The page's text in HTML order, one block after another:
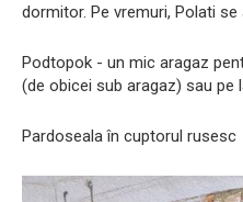
dormitor. Pe vremuri, Polati
Podtopok - un mic aragaz
(de obicei sub aragaz) sau pe
Pardoseala în cuptorul rusesc